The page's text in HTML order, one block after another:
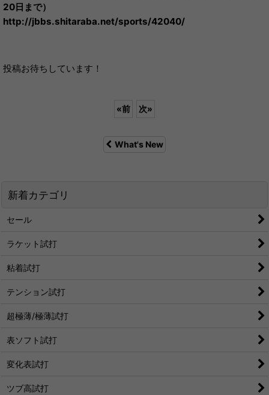
20日まで）
http://jbbs.shitaraba.net/sports/42040/
投稿お待ちしています！
«前 次»
What's New
新着カテゴリ
セール
ラケット試打
粘着試打
テンション試打
超極薄/極薄試打
表ソフト試打
変化表試打
ツブ高試打